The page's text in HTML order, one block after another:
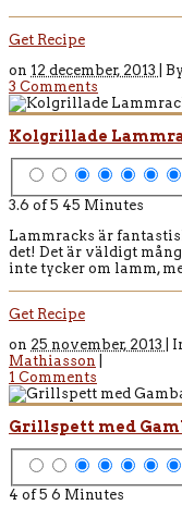
Get Recipe
on 12 december, 2013 |
3 Comments
Kolgrillade
3.6 of 5 45 Minutes
Lammracks är
det! Det är väldigt
inte tycker om lamm,
Get Recipe
on 25 november, 2013 |
Mathiasson
1 Comments
Grillspett med
4 of 5 6 Minutes